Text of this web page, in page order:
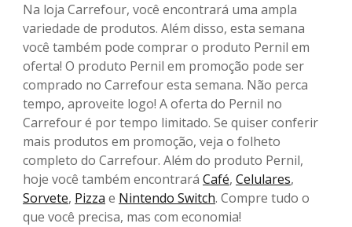
Na loja Carrefour, você encontrará uma ampla
variedade de produtos. Além disso, esta semana
você também pode comprar o produto Pernil em
oferta! O produto Pernil em promoção pode ser
comprado no Carrefour esta semana. Não perca
tempo, aproveite logo! A oferta do Pernil no
Carrefour é por tempo limitado. Se quiser conferir
mais produtos em promoção, veja o folheto
completo do Carrefour. Além do produto Pernil,
hoje você também encontrará Café, Celulares,
Sorvete, Pizza e Nintendo Switch. Compre tudo o
que você precisa, mas com economia!